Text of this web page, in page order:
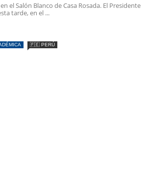
el Salón Blanco de Casa Rosada. El Presidente
tarde, en el ...
🇵🇪 PERÚ